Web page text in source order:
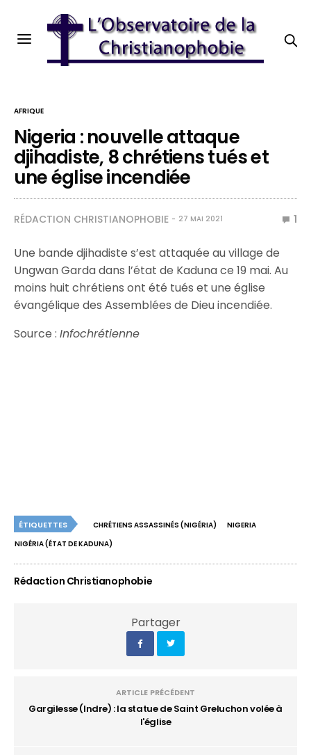
AFRIQUE
Nigeria : nouvelle attaque
djihadiste, 8 chrétiens tués et
une église incendiée
RÉDACTION CHRISTIANOPHOBIE 27 MAI 2021 1
Une bande djihadiste s’est attaquée au village de
Ungwan Garda dans l’état de Kaduna ce 19 mai. Au
moins huit chrétiens ont été tués et une église
évangélique des Assemblées de Dieu incendiée.
Source :Infochrétienne
ÉTIQUETTES CHRÉTIENS ASSASSINÉS (NIGÉRIA)
NIGERIA
NIGÉRIA (ÉTAT DE KADUNA)
Rédaction Christianophobie
Partager
ARTICLE PRÉCÉDENT
Gargilesse (Indre) : la statue de Saint Greluchon volée à
l'église